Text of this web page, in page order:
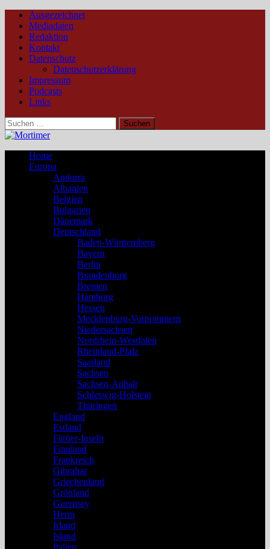
Ausgezeichnet
Mediadaten
Redaktion
Kontakt
Datenschutz
Datenschutzerklärung
Impressum
Podcasts
Links
Suchen
nach:
Home
Europa
Andorra
Albanien
Belgien
Bulgarien
Dänemark
Deutschland
Baden-Württemberg
Bayern
Berlin
Brandenburg
Bremen
Hamburg
Hessen
Mecklenburg-Vorpommern
Niedersachsen
Nordrhein-Westfalen
Rheinland-Pfalz
Saarland
Sachsen
Sachsen-Anhalt
Schleswig-Holstein
Thüringen
England
Estland
Färöer-Inseln
Finnland
Frankreich
Gibraltar
Griechenland
Grönland
Guernsey
Herm
Irland
Island
Italien